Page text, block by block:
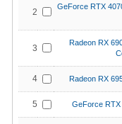
2
GeForce RTX
3
Radeon RX
4 Radeon RX
5 GeForce